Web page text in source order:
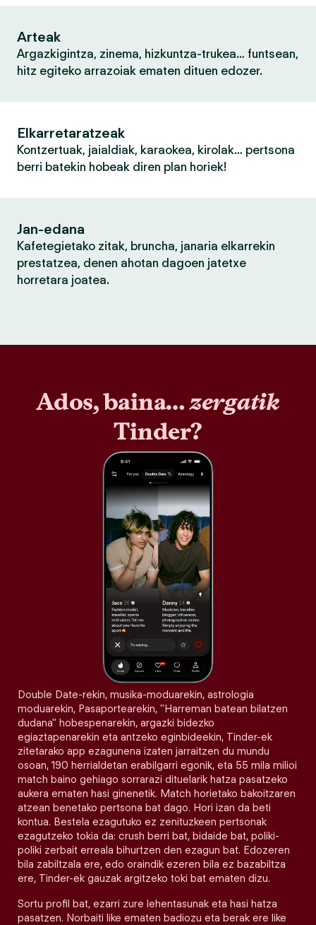
Arteak
Argazkigintza, zinema, hizkuntza-trukea… funtsean,
hitz egiteko arrazoiak ematen dituen edozer.
Elkarretaratzeak
Kontzertuak, jaialdiak, karaokea, kirolak… pertsona
berri batekin hobeak diren plan horiek!
Jan-edana
Kafetegietako zitak, bruncha, janaria elkarrekin
prestatzea, denen ahotan dagoen jatetxe
horretara joatea.
Ados, baina…zergatik
Tinder?
Double Date-rekin, musika-moduarekin, astrologia
moduarekin, Pasaportearekin, "Harreman batean bilatzen
dudana" hobespenarekin, argazki bidezko
egiaztapenarekin eta antzeko eginbideekin, Tinder-ek
zitetarako app ezagunena izaten jarraitzen du mundu
osoan, 190 herrialdetan erabilgarri egonik, eta 55 mila milioi
match baino gehiago sorrarazi dituelarik hatza pasatzeko
aukera ematen hasi ginenetik. Match horietako bakoitzaren
atzean benetako pertsona bat dago. Hori izan da beti
kontua. Bestela ezagutuko ez zenituzkeen pertsonak
ezagutzeko tokia da: crush berri bat, bidaide bat, poliki-
poliki zerbait erreala bihurtzen den ezagun bat. Edozeren
bila zabiltzala ere, edo oraindik ezeren bila ez bazabiltza
ere, Tinder-ek gauzak argitzeko toki bat ematen dizu.
Sortu profil bat, ezarri zure lehentasunak eta hasi hatza
pasatzen. Norbaiti like ematen badiozu eta berak ere like